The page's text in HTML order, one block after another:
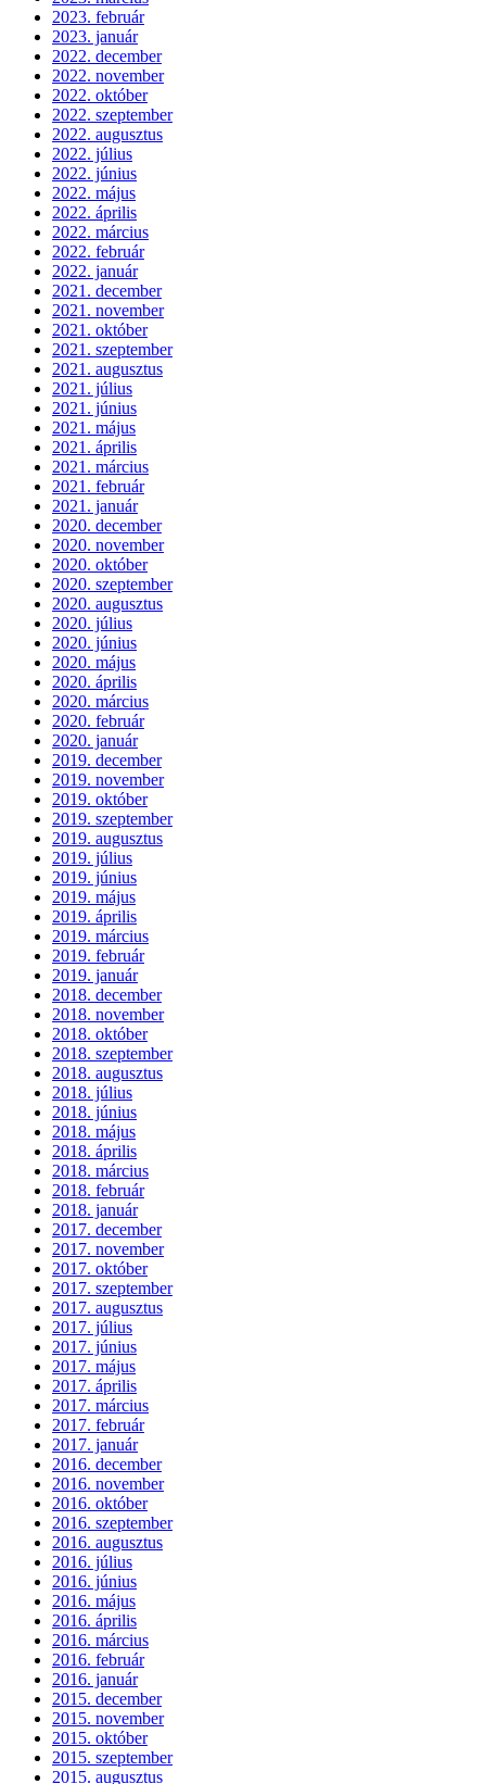
2023. február
2023. január
2022. december
2022. november
2022. október
2022. szeptember
2022. augusztus
2022. július
2022. június
2022. május
2022. április
2022. március
2022. február
2022. január
2021. december
2021. november
2021. október
2021. szeptember
2021. augusztus
2021. július
2021. június
2021. május
2021. április
2021. március
2021. február
2021. január
2020. december
2020. november
2020. október
2020. szeptember
2020. augusztus
2020. július
2020. június
2020. május
2020. április
2020. március
2020. február
2020. január
2019. december
2019. november
2019. október
2019. szeptember
2019. augusztus
2019. július
2019. június
2019. május
2019. április
2019. március
2019. február
2019. január
2018. december
2018. november
2018. október
2018. szeptember
2018. augusztus
2018. július
2018. június
2018. május
2018. április
2018. március
2018. február
2018. január
2017. december
2017. november
2017. október
2017. szeptember
2017. augusztus
2017. július
2017. június
2017. május
2017. április
2017. március
2017. február
2017. január
2016. december
2016. november
2016. október
2016. szeptember
2016. augusztus
2016. július
2016. június
2016. május
2016. április
2016. március
2016. február
2016. január
2015. december
2015. november
2015. október
2015. szeptember
2015. augusztus